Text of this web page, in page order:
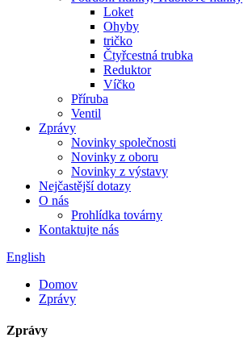
Loket
Ohyby
tričko
Čtyřcestná trubka
Reduktor
Víčko
Příruba
Ventil
Zprávy
Novinky společnosti
Novinky z oboru
Novinky z výstavy
Nejčastější dotazy
O nás
Prohlídka továrny
Kontaktujte nás
English
Domov
Zprávy
Zprávy